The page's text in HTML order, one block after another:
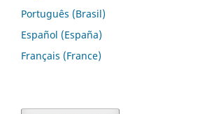
Português (Brasil)
Español (España)
Français (France)